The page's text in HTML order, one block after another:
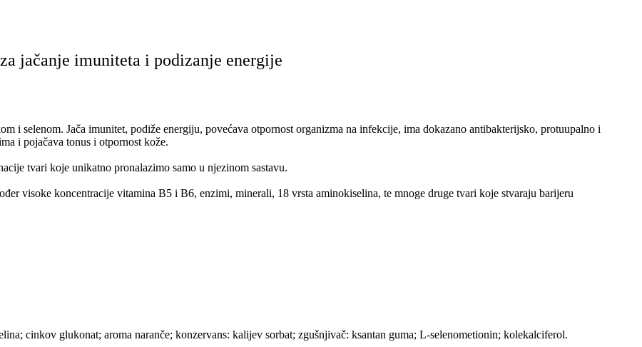
jačanje imuniteta i podizanje energije
i selenom. Jača imunitet, podiže energiju, povećava otpornost organizma na infekcije, ima dokazano antibakterijsko, protuupalno i
i pojačava tonus i otpornost kože.
tvari koje unikatno pronalazimo samo u njezinom sastavu.
visoke koncentracije vitamina B5 i B6, enzimi, minerali, 18 vrsta aminokiselina, te mnoge druge tvari koje stvaraju barijeru
cinkov glukonat; aroma naranče; konzervans: kalijev sorbat; zgušnjivač: ksantan guma; L-selenometionin; kolekalciferol.